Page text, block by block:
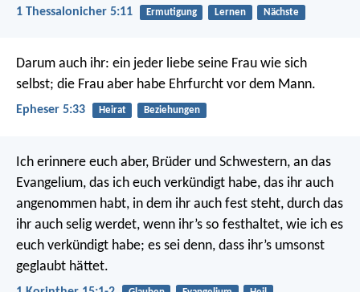
1 Thessalonicher 5:11 Ermutigung Lernen Nächste
Darum auch ihr: ein jeder liebe seine Frau wie sich
selbst; die Frau aber habe Ehrfurcht vor dem Mann.
Epheser 5:33 Heirat Beziehungen
Ich erinnere euch aber, Brüder und Schwestern, an das
Evangelium, das ich euch verkündigt habe, das ihr auch
angenommen habt, in dem ihr auch fest steht, durch das
ihr auch selig werdet, wenn ihr’s so festhaltet, wie ich es
euch verkündigt habe; es sei denn, dass ihr’s umsonst
geglaubt hättet.